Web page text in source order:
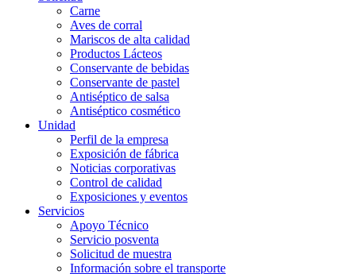
Carne
Aves de corral
Mariscos de alta calidad
Productos Lácteos
Conservante de bebidas
Conservante de pastel
Antiséptico de salsa
Antiséptico cosmético
Unidad
Perfil de la empresa
Exposición de fábrica
Noticias corporativas
Control de calidad
Exposiciones y eventos
Servicios
Apoyo Técnico
Servicio posventa
Solicitud de muestra
Información sobre el transporte